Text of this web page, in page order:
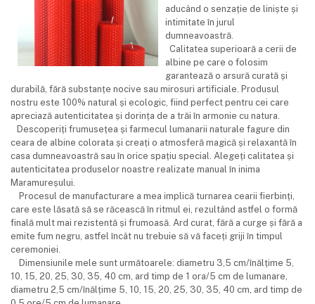
aducând o senzație de liniște și
intimitate în jurul
dumneavoastră.
Calitatea superioară a cerii de
albine pe care o folosim
garantează o arsură curată și
durabilă, fără substanțe nocive sau mirosuri artificiale. Produsul
nostru este 100% natural și ecologic, fiind perfect pentru cei care
apreciază autenticitatea și dorința de a trăi în armonie cu natura.
Descoperiți frumusețea și farmecul lumanarii naturale fagure din
ceara de albine colorata și creați o atmosferă magică și relaxantă în
casa dumneavoastră sau în orice spațiu special. Alegeți calitatea și
autenticitatea produselor noastre realizate manual în inima
Maramureșului.
Procesul de manufacturare a mea implică turnarea cearii fierbinți,
care este lăsată să se răcească în ritmul ei, rezultând astfel o formă
finală mult mai rezistentă și frumoasă. Ard curat, fără a curge și fără a
emite fum negru, astfel încât nu trebuie să vă faceți griji în timpul
ceremoniei.
Dimensiunile mele sunt următoarele: diametru 3,5 cm/înălțime 5,
10, 15, 20, 25, 30, 35, 40 cm, ard timp de 1 ora/5 cm de lumanare,
diametru 2,5 cm/înălțime 5, 10, 15, 20, 25, 30, 35, 40 cm, ard timp de